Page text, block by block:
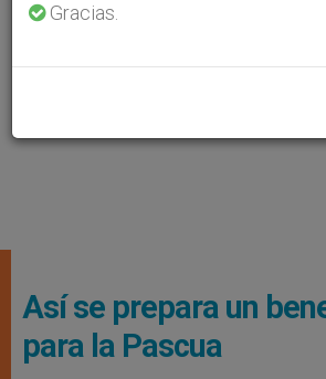
Así se prepara un
para la Pascua
Gracias.